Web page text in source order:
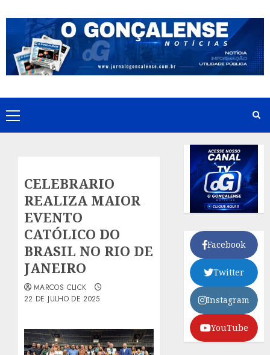
to
content
Primary
Menu
CELEBRARIO
REALIZA MAIOR
EVENTO
CATÓLICO DO
BRASIL NO RIO DE
JANEIRO
MARCOS CLICK
22 DE JULHO DE 2025
Facebook
Twitter
Instagram
YouTube